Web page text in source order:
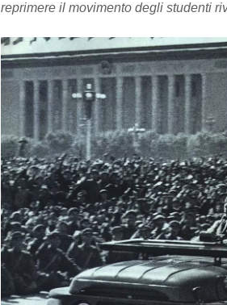
reprimere il movimento degli studenti